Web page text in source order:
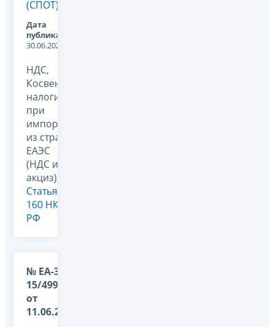
(СПОТ)
Дата
публикации:
30.06.2026
НДС,
Косвенные
налоги
при
импорте
из стран
ЕАЭС
(НДС и
акциз), -,
Статья
160 НК
РФ
№ ЕА-36-
15/4990@
от
11.06.2026